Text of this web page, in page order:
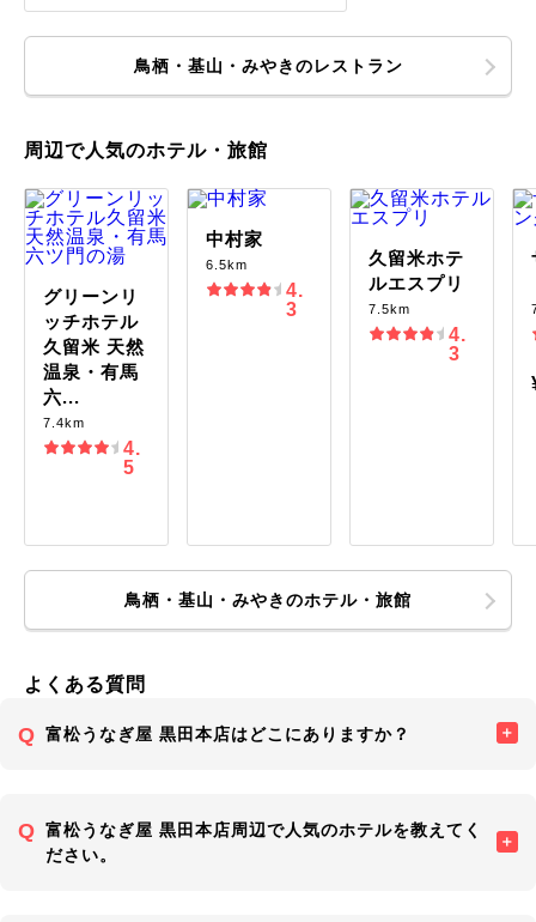
鳥栖・基山・みやきのレストラン
周辺で人気のホテル・旅館
グリーンリ
ッチホテル
久留米 天然
温泉・有馬
六...
7.4km
4.
5
中村家
6.5km
4.
3
久留米ホテ
ルエスプリ
7.5km
4.
3
鳥栖・基山・みやきのホテル・旅館
よくある質問
富松うなぎ屋 黒田本店はどこにありますか？
富松うなぎ屋 黒田本店周辺で人気のホテルを教えてく
ださい。